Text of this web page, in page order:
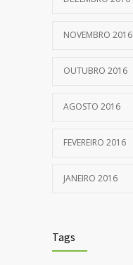
NOVEMBRO 2016
OUTUBRO 2016
AGOSTO 2016
FEVEREIRO 2016
JANEIRO 2016
Tags